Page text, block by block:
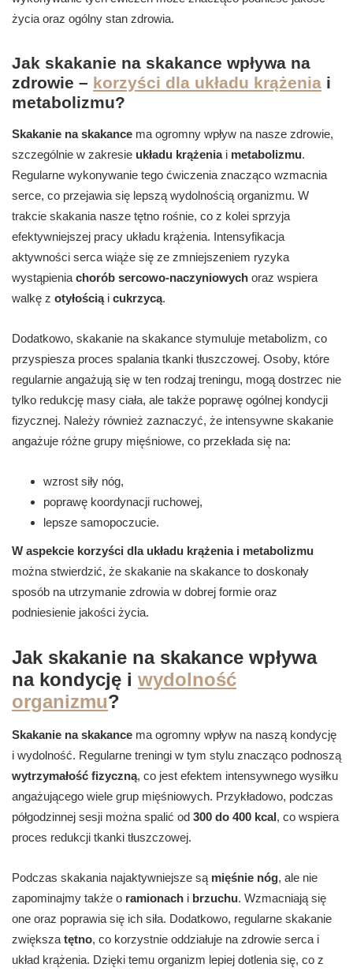
życia oraz ogólny stan zdrowia.
Jak skakanie na skakance wpływa na
zdrowie – korzyści dla układu krążenia i
metabolizmu?
Skakanie na skakance ma ogromny wpływ na nasze zdrowie,
szczególnie w zakresie układu krążeniai metabolizmu.
Regularne wykonywanie tego ćwiczenia znacząco wzmacnia
serce, co przejawia się lepszą wydolnością organizmu. W
trakcie skakania nasze tętno rośnie, co z kolei sprzyja
efektywniejszej pracy układu krążenia. Intensyfikacja
aktywności serca wiąże się ze zmniejszeniem ryzyka
wystąpienia chorób sercowo-naczyniowych oraz wspiera
walkę z otyłościąi cukrzycą.
Dodatkowo, skakanie na skakance stymuluje metabolizm, co
przyspiesza proces spalania tkanki tłuszczowej. Osoby, które
regularnie angażują się w ten rodzaj treningu, mogą dostrzec nie
tylko redukcję masy ciała, ale także poprawę ogólnej kondycji
fizycznej. Należy również zaznaczyć, że intensywne skakanie
angażuje różne grupy mięśniowe, co przekłada się na:
wzrost siły nóg,
poprawę koordynacji ruchowej,
lepsze samopoczucie.
W aspekcie korzyści dla układu krążenia i metabolizmu
można stwierdzić, że skakanie na skakance to doskonały
sposób na utrzymanie zdrowia w dobrej formie oraz
podniesienie jakości życia.
Jak skakanie na skakance wpływa
na kondycję i wydolność
organizmu?
Skakanie na skakance ma ogromny wpływ na naszą kondycję
i wydolność. Regularne treningi w tym stylu znacząco podnoszą
wytrzymałość fizyczną, co jest efektem intensywnego wysiłku
angażującego wiele grup mięśniowych. Przykładowo, podczas
półgodzinnej sesji można spalić od 300 do 400 kcal, co wspiera
proces redukcji tkanki tłuszczowej.
Podczas skakania najaktywniejsze są mięśnie nóg, ale nie
zapominajmy także o ramionach i brzuchu. Wzmacniają się
one oraz poprawia się ich siła. Dodatkowo, regularne skakanie
zwiększa tętno, co korzystnie oddziałuje na zdrowie serca i
układ krążenia. Dzięki temu organizm lepiej dotlenia się, co z